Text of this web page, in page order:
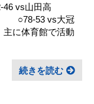
vs山田高
53 vs大冠
体育館で活動
続きを読む